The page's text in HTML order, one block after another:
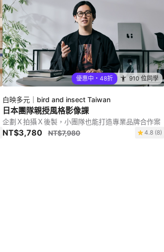
優惠中・48折 910 位同學
白映多元｜bird and insect Taiwan
日本團隊親授風格影像課
企劃Ｘ拍攝Ｘ後製，小團隊也能打造專業品牌合作案
NT$3,780 NT$7,980 4.8 (8)